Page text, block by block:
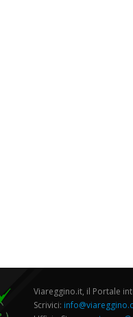
Viareggino.it, il Portale
Scrivici: